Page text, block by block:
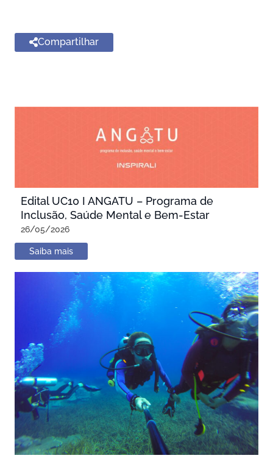
Compartilhar
Edital UC10 I ANGATU – Programa de
Inclusão, Saúde Mental e Bem-Estar
26/05/2026
Saiba mais